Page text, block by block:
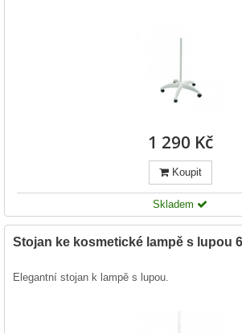
1 290 Kč
Koupit
Skladem
Stojan ke kosmetické lampě s lupou
Elegantní stojan k lampě s lupou.